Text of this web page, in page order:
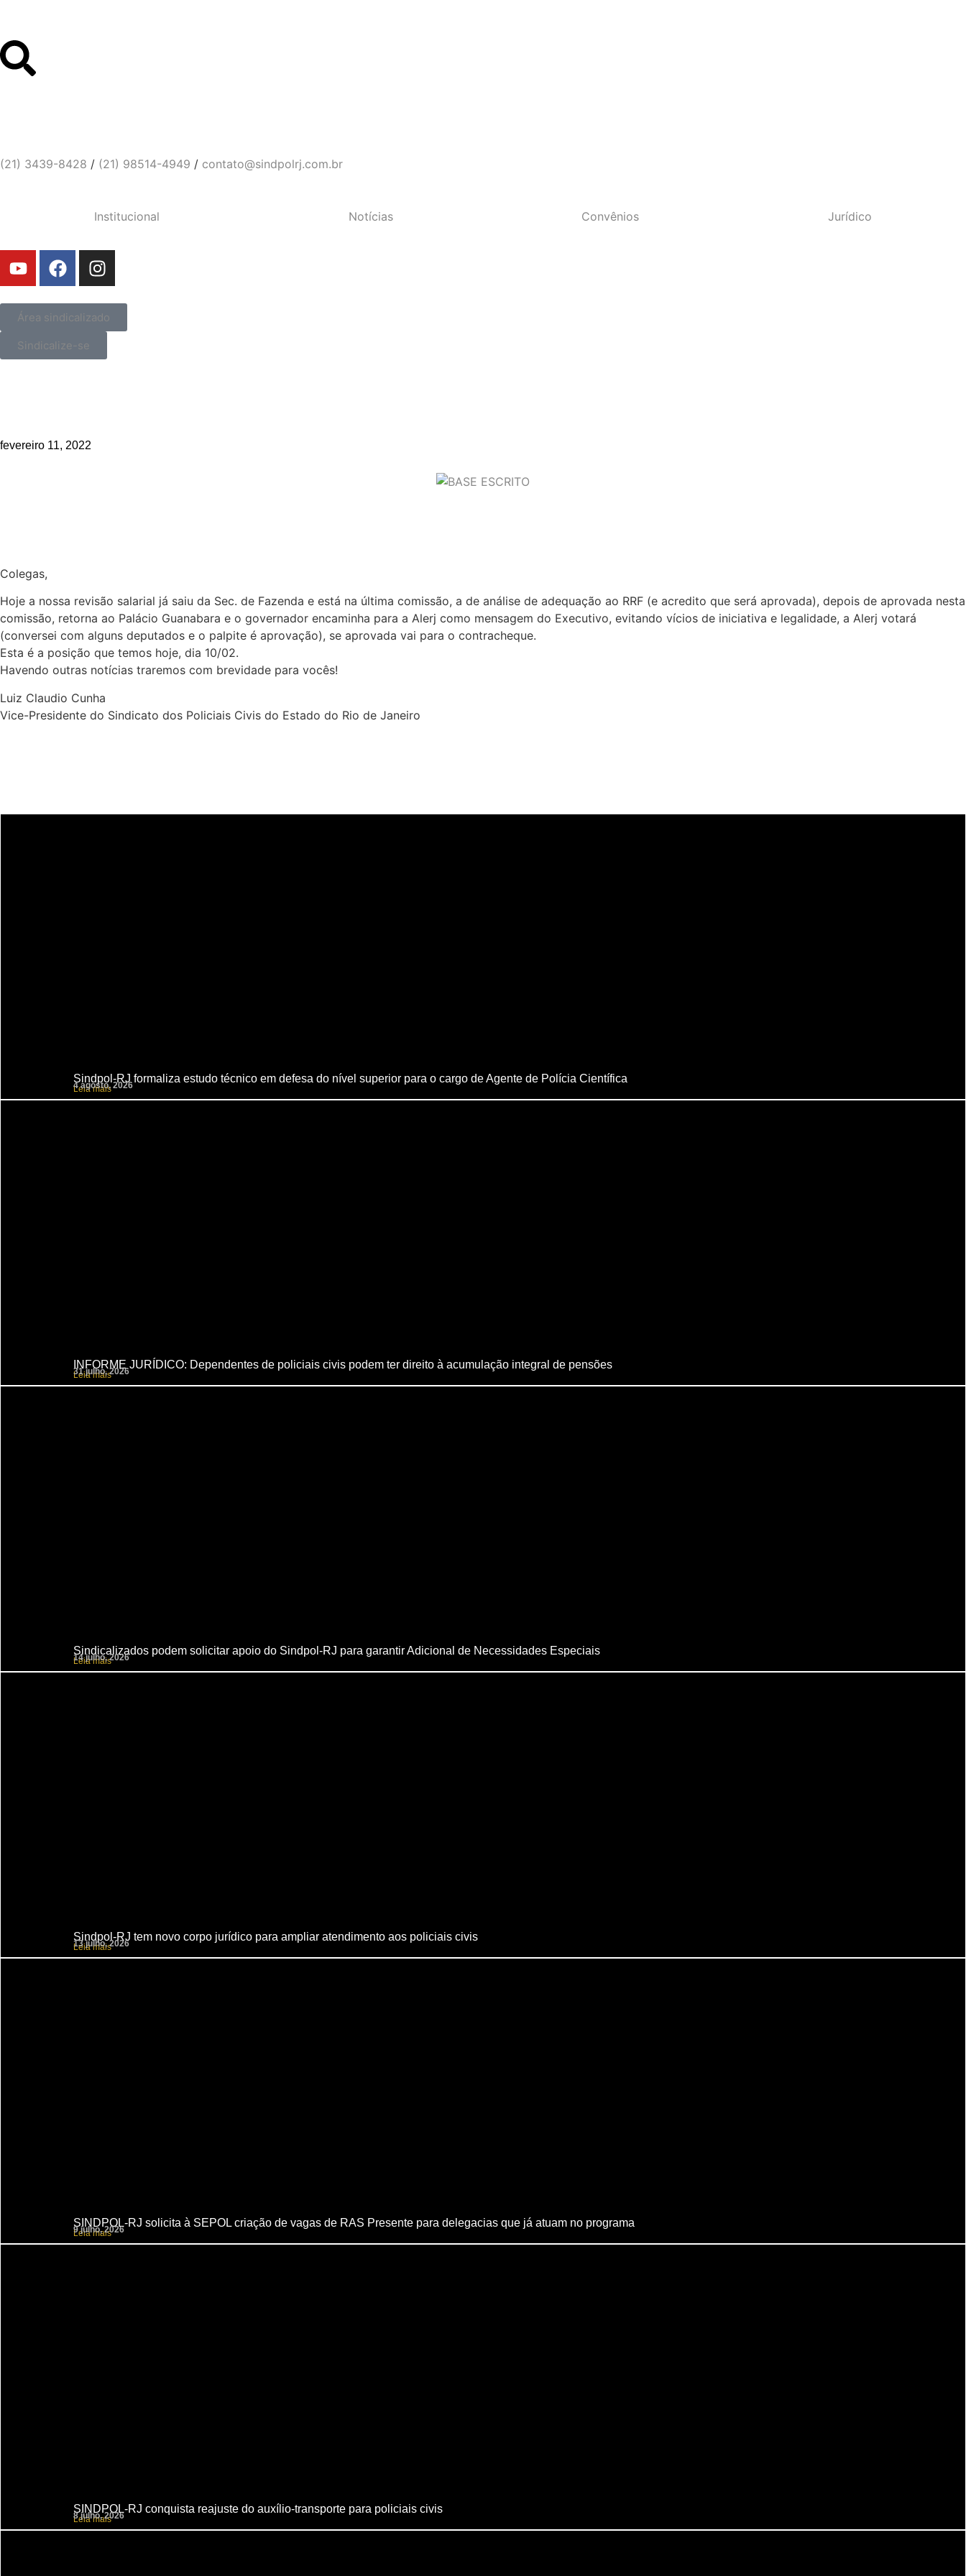
(21) 3439-8428 / (21) 98514-4949 / contato@sindpolrj.com.br
Institucional Notícias Convênios Jurídico
Área sindicalizado
Sindicalize-se
fevereiro 11, 2022
Colegas,
Hoje a nossa revisão salarial já saiu da Sec. de Fazenda e está na última comissão, a de análise de adequação ao RRF (e acredito que será aprovada), depois de aprovada nesta
comissão, retorna ao Palácio Guanabara e o governador encaminha para a Alerj como mensagem do Executivo, evitando vícios de iniciativa e legalidade, a Alerj votará
(conversei com alguns deputados e o palpite é aprovação), se aprovada vai para o contracheque.
Esta é a posição que temos hoje, dia 10/02.
Havendo outras notícias traremos com brevidade para vocês!
Luiz Claudio Cunha
Vice-Presidente do Sindicato dos Policiais Civis do Estado do Rio de Janeiro
Sindpol-RJ formaliza estudo técnico em defesa do nível superior para o cargo de Agente de Polícia Científica
Leia mais
4 agosto, 2026
INFORME JURÍDICO: Dependentes de policiais civis podem ter direito à acumulação integral de pensões
Leia mais
31 julho, 2026
Sindicalizados podem solicitar apoio do Sindpol-RJ para garantir Adicional de Necessidades Especiais
Leia mais
14 julho, 2026
Sindpol-RJ tem novo corpo jurídico para ampliar atendimento aos policiais civis
Leia mais
13 julho, 2026
SINDPOL-RJ solicita à SEPOL criação de vagas de RAS Presente para delegacias que já atuam no programa
Leia mais
9 julho, 2026
SINDPOL-RJ conquista reajuste do auxílio-transporte para policiais civis
Leia mais
8 julho, 2026